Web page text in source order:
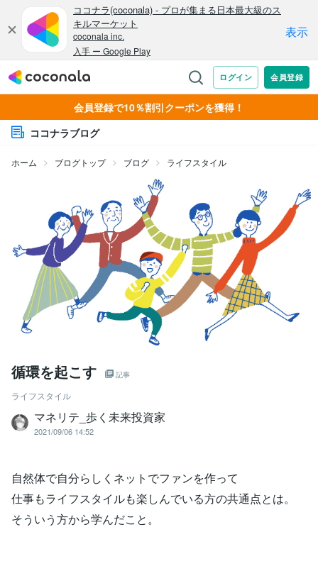
会員登録で10％割引クーポンを獲得！
ココナラブログ
ホーム ブログトップ ブログ ライフスタイル
循環を起こす 記事
ライフスタイル
マネリテ_歩く未来投資家
2021/09/06 14:52
自然体で自分らしくネットでファンを作って
仕事もライフスタイルも楽しんでいる方の共通点とは。
そういう方から学んだこと。